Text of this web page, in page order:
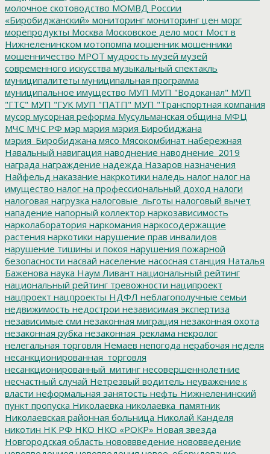
молочное скотоводство МОМВД России
«Биробиджанский» мониторинг мониторинг цен морг
морепродукты Москва Московское дело мост Мост в
Нижнеленинском мотопомпа мошенник мошенники
мошенничество МРОТ мудрость музей музей
современного искусства музыкальный спектакль
муниципалитеты муниципальная программа
муниципальное имущество МУП МУП "Водоканал" МУП
"ГТС" МУП "ГУК МУП "ПАТП" МУП "Транспортная компания
мусор мусорная реформа Мусульманская община МФЦ
МЧС МЧС РФ мэр мэрия мэрия Биробиджана
мэрия_Биробиджана мясо Мясокомбинат набережная
Навальный навигация наводнение наводнение_2019
награда награждение надежда Назаров назначения
Найфельд наказание накркотики наледь налог налог на
имущество налог на профессиональный доход налоги
налоговая нагрузка налоговые_льготы налоговый вычет
нападение напорный коллектор наркозависимость
нарколаборатория наркомания наркосодержащие
растения наркотики нарушение прав инвалидов
нарушение тишины и покоя нарушения пожарной
безопасности насвай население насосная станция Наталья
Баженова наука Наум Ливант национальный рейтинг
национальный рейтинг тревожности наципроект
нацпроект нацпроекты НДФЛ неблагополучные семьи
недвижимость недострои независимая экспертиза
независимые сми незаконная миграция незаконная охота
незаконная рубка незаконная_реклама некролог
нелегальная торговля Немаев непогода нерабочая неделя
несанкционированная_торговля
несанкционированный_митинг несовершеннолетние
несчастный случай Нетрезвый водитель неуважение к
власти неформальная занятость нефть Нижнеленинский
пункт пропуска Николаевка николаевка_памятник
Николаевская районная больница Николай Канделя
никотин НК РФ НКО НКО «РОКР» Новая звезда
Новгородская область нововвведение нововведение